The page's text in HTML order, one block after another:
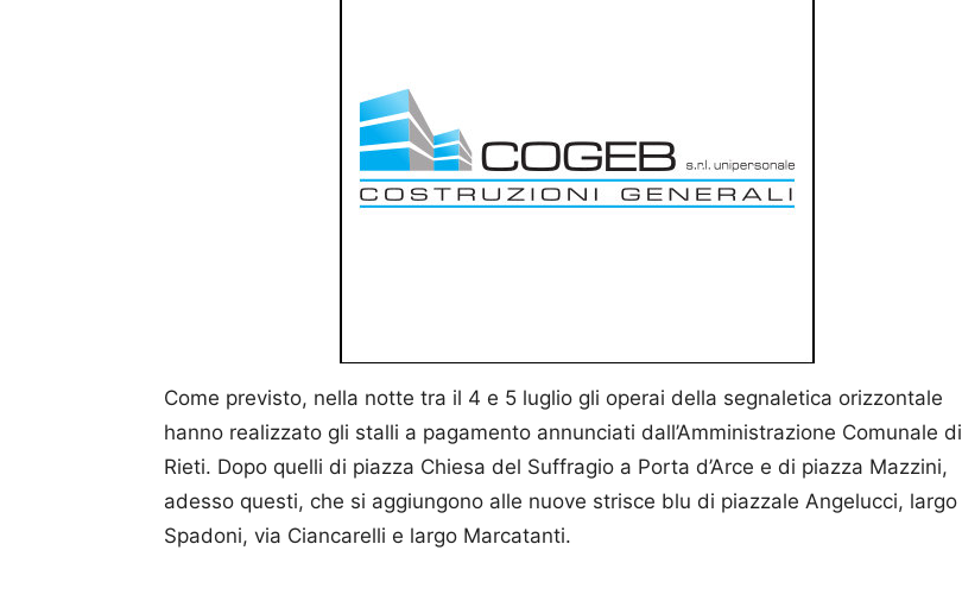
Come previsto, nella notte tra il 4 e 5 luglio gli operai della segnaletica orizzontale
hanno realizzato gli stalli a pagamento annunciati dall’Amministrazione Comunale di
Rieti. Dopo quelli di piazza Chiesa del Suffragio a Porta d’Arce e di piazza Mazzini,
adesso questi, che si aggiungono alle nuove strisce blu di piazzale Angelucci, largo
Spadoni, via Ciancarelli e largo Marcatanti.